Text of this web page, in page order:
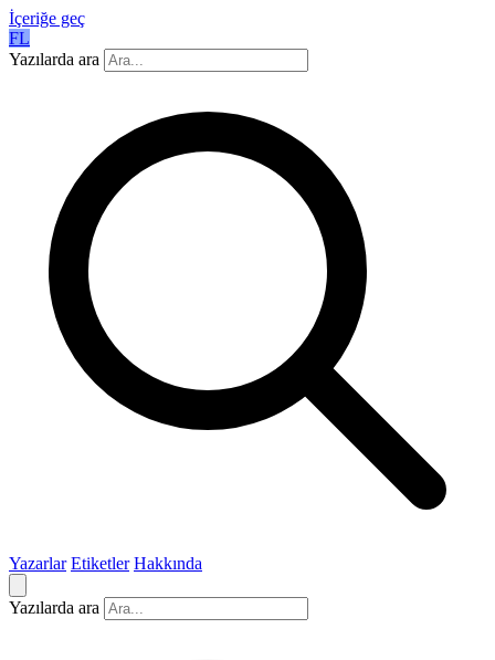
İçeriğe geç
FL
Yazılarda ara
Yazarlar Etiketler Hakkında
Yazılarda ara